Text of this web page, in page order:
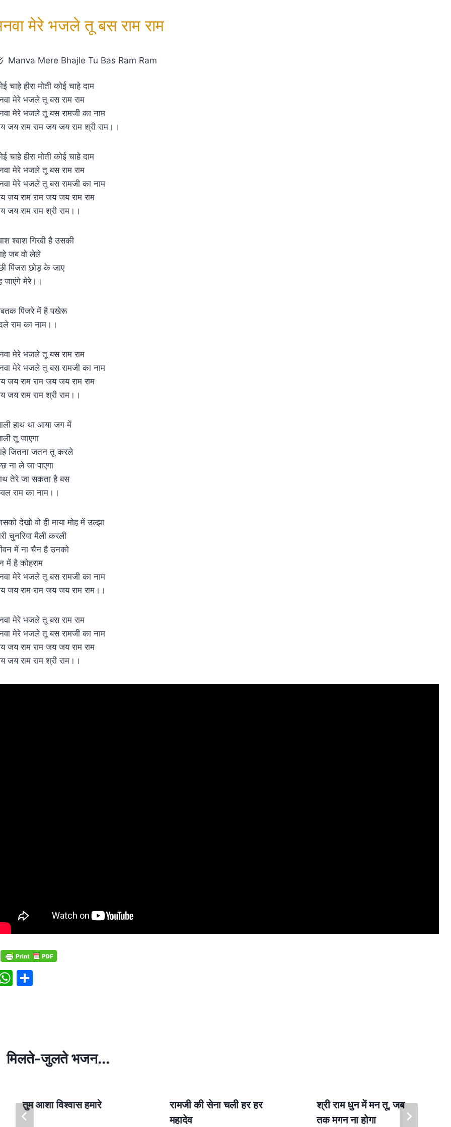
मेरे भजले तू बस राम राम
Manva Mere Bhajle Tu Bas Ram Ram
चाहे हीरा मोती कोई चाहे दाम
मेरे भजले तू बस राम राम
मेरे भजले तू बस रामजी का नाम
जय राम राम जय जय राम श्री राम।।
चाहे हीरा मोती कोई चाहे दाम
मेरे भजले तू बस राम राम
मेरे भजले तू बस रामजी का नाम
जय राम राम जय जय राम राम
जय राम राम श्री राम।।
श्वाश गिरवी है उसकी
जब वो लेले
पिंजरा छोड़ के जाए
जाएंगे मेरे।।
पिंजरे में है पखेरू
राम का नाम।।
मेरे भजले तू बस राम राम
मेरे भजले तू बस रामजी का नाम
जय राम राम जय जय राम राम
जय राम राम श्री राम।।
हाथ था आया जग में
तू जाएगा
जितना जतन तू करले
ना ले जा पाएगा
तेरे जा सकता है बस
राम का नाम।।
देखो वो ही माया मोह में उल्झा
चुनरिया मैली करली
में ना चैन है उनको
में है कोहराम
मेरे भजले तू बस रामजी का नाम
जय राम राम जय जय राम राम।।
मेरे भजले तू बस राम राम
मेरे भजले तू बस रामजी का नाम
जय राम राम जय जय राम राम
जय राम राम श्री राम।।
W
p
S
मिलते-जुलते भजन...
तुम आशा विश्वास हमारे
रामजी की सेना चली हर हर
महादेव
श्री राम धुन में मन तू, जब
तक मगन ना होगा